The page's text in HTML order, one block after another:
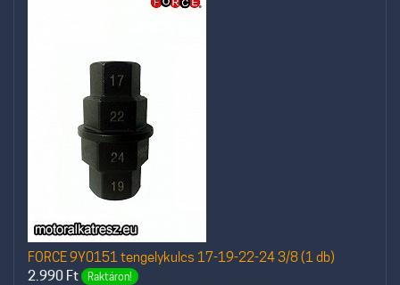
FORCE 9Y0151 tengelykulcs 17-19-22-24 3/8 (1 db)
2.990 Ft Raktáron!